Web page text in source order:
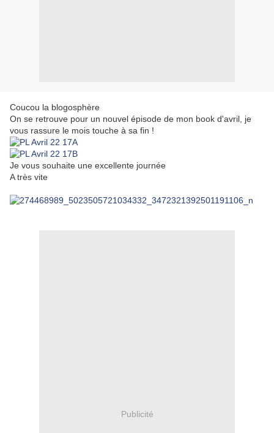
Coucou la blogosphère
On se retrouve pour un nouvel épisode de mon book d'avril, je
vous rassure le mois touche à sa fin !
Je vous souhaite une excellente journée
A très vite
Publicité